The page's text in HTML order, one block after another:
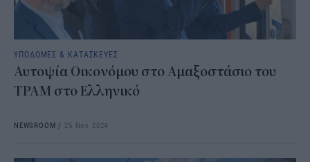
ΥΠΟΔΟΜΕΣ & ΚΑΤΑΣΚΕΥΕΣ
Αυτοψία Οικονόμου στο Αμαξοστάσιο του
ΤΡΑΜ στο Ελληνικό
NEWSROOM / 25 Νοε 2024